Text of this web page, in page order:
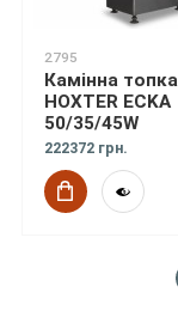
2795
Камінна топка
HOXTER ECKA
50/35/45W
222372 грн.